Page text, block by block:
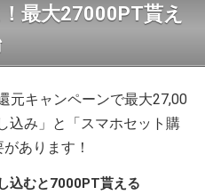
最大27000PT貰え
元キャンペーンで最大27,00
込み」と「スマホセット購
あります！
込むと7000PT貰える